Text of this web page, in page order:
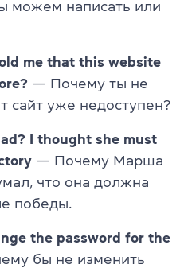
можем написать или
me that this website
— Почему ты не
сайт уже недоступен?
I thought she must
— Почему Марша
что она должна
победы.
the password for the
бы не изменить